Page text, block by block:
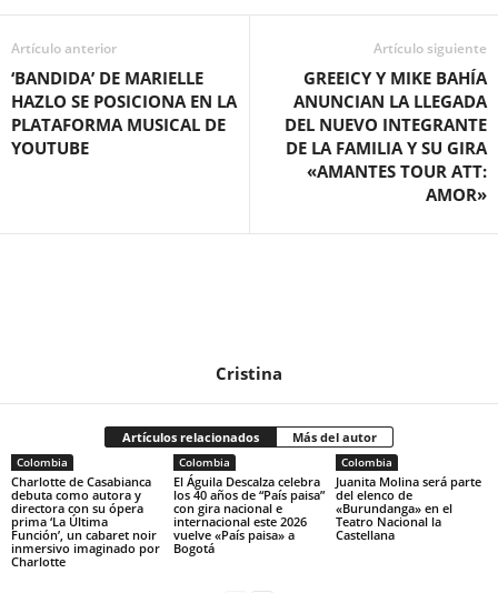
Artículo anterior
‘BANDIDA’ DE MARIELLE
HAZLO SE POSICIONA EN LA
PLATAFORMA MUSICAL DE
YOUTUBE
Artículo siguiente
GREEICY Y MIKE BAHÍA
ANUNCIAN LA LLEGADA
DEL NUEVO INTEGRANTE
DE LA FAMILIA Y SU GIRA
«AMANTES TOUR ATT:
AMOR»
Cristina
Artículos relacionados Más del autor
Colombia
Charlotte de Casabianca
debuta como autora y
directora con su ópera
prima ‘La Última
Función’, un cabaret noir
inmersivo imaginado por
Charlotte
Colombia
El Águila Descalza celebra
los 40 años de “País paisa”
con gira nacional e
internacional este 2026
vuelve «País paisa» a
Bogotá
Colombia
Juanita Molina será parte
del elenco de
«Burundanga» en el
Teatro Nacional la
Castellana